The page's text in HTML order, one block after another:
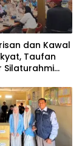
dan Kawal
Taufan
Silaturahmi